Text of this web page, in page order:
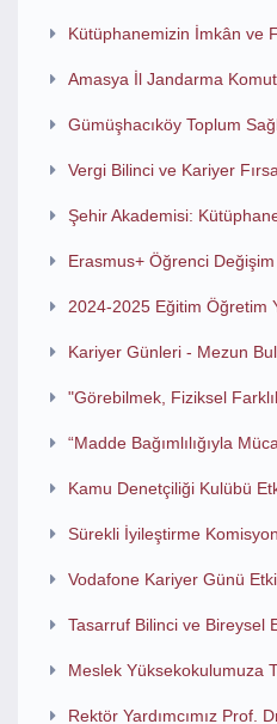
Kütüphanemizin İmkân ve
Amasya İl Jandarma
Gümüşhacıköy Toplum
Vergi Bilinci ve Kariyer
Şehir Akademisi:
Erasmus+ Öğrenci Değişim
2024-2025 Eğitim Öğretim
Kariyer Günleri - Mezun
"Görebilmek, Fiziksel
“Madde Bağımlılığıyla
Kamu Denetçiliği Kulübü
Sürekli İyileştirme
Vodafone Kariyer Günü
Tasarruf Bilinci ve Bireysel
Meslek Yüksekokulumuza
Rektör Yardımcımız Prof.